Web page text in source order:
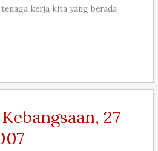
kerja kita yang berada
27